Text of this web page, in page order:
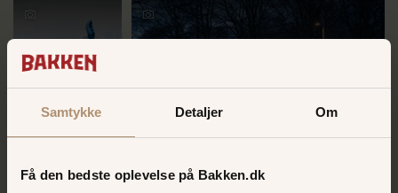
Samtykke Detaljer Om
Få den bedste oplevelse på Bakken.dk